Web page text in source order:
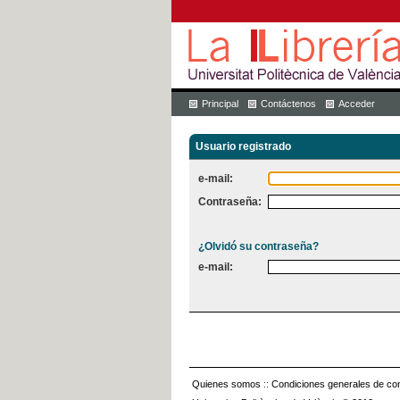
Principal Contáctenos Acceder
Usuario registrado
e-mail:
Contraseña:
¿Olvidó su contraseña?
e-mail:
Quienes somos :: Condiciones generales de